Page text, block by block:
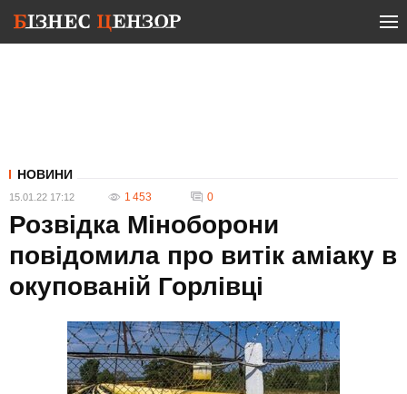
НОВИНИ
15.01.22 17:12 1 453 0
Розвідка Міноборони
повідомила про витік аміаку в
окупованій Горлівці